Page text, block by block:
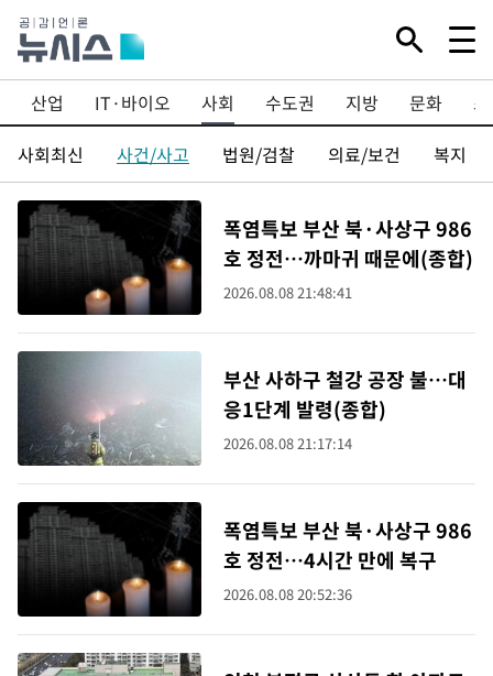
산업 IT·바이오 사회 수도권 지방 문화
사회최신
사건/사고 법원/검찰 의료/보건 복지
폭염특보 부산 북·사상구 986
호 정전…까마귀 때문에(종합)
2026.08.08 21:48:41
부산 사하구 철강 공장 불…대
응1단계 발령(종합)
2026.08.08 21:17:14
폭염특보 부산 북·사상구 986
호 정전…4시간 만에 복구
2026.08.08 20:52:36